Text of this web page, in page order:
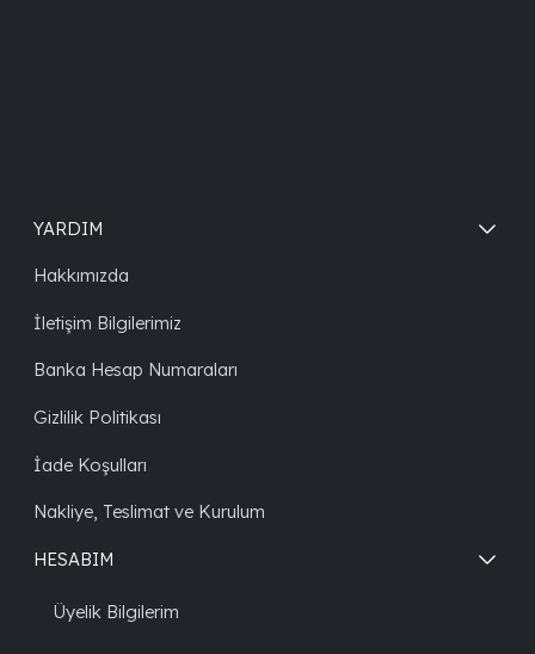
YARDIM
Hakkımızda
İletişim Bilgilerimiz
Banka Hesap Numaraları
Gizlilik Politikası
İade Koşulları
Nakliye, Teslimat ve Kurulum
HESABIM
Üyelik Bilgilerim